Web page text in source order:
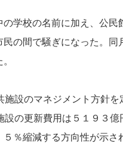
学校の名前に加え、公
の間で騒ぎになった。
設のマネジメント方針
の更新費用は５１９３
％縮減する方向性が示さ